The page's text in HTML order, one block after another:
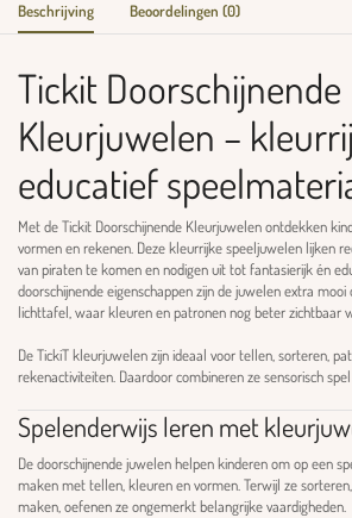
Beschrijving Beoordelingen (0)
Tickit Doorschijnende
Kleurjuwelen –
educatief
Met de Tickit Doorschijnende Kleurjuwelen ontdekken
vormen en rekenen. Deze kleurrijke speeljuwelen lijken
van piraten te komen en nodigen uit tot fantasierijk én
doorschijnende eigenschappen zijn de juwelen extra
lichttafel, waar kleuren en patronen nog beter zichtbaar
DeTickiTkleurjuwelen zijn ideaal voor tellen, sorteren,
rekenactiviteiten. Daardoor combineren ze sensorisch
Spelenderwijs leren met
De doorschijnende juwelen helpen kinderen om op een
maken met tellen, kleuren en vormen. Terwijl ze
maken, oefenen ze ongemerkt belangrijke vaardigheden.